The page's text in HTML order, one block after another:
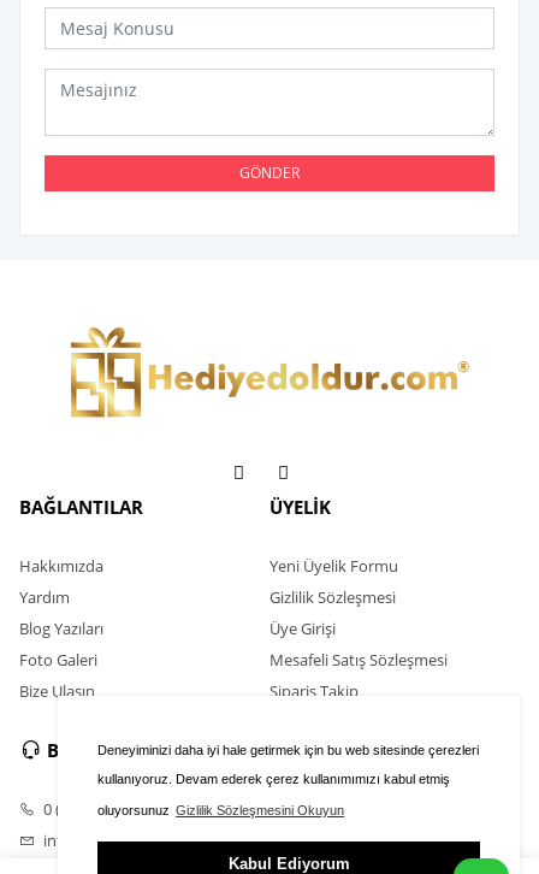
Deneyiminizi daha iyi hale getirmek için bu web sitesinde çerezleri
kullanıyoruz. Devam ederek çerez kullanımımızı kabul etmiş
oluyorsunuz Gizlilik Sözleşmesini Okuyun
Kabul Ediyorum
GÖNDER
BAĞLANTILAR
Hakkımızda
Yardım
Blog Yazıları
Foto Galeri
Bize Ulaşın
ÜYELİK
Yeni Üyelik Formu
Gizlilik Sözleşmesi
Üye Girişi
Mesafeli Satış Sözleşmesi
Sipariş Takip
BİZE ULAŞIN
0 (546) 586 03 00
info@hediyedoldur.com